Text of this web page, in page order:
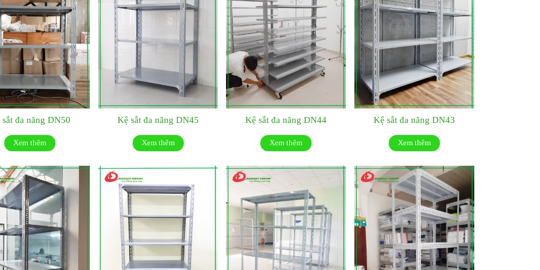
sắt đa năng DN50
Xem thêm
Kệ sắt đa năng DN45
Xem thêm
Kệ sắt đa năng DN44
Xem thêm
Kệ sắt đa năng DN43
Xem thêm